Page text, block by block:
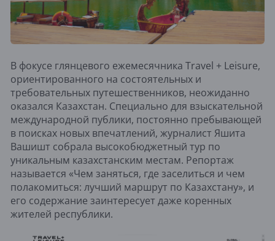
В фокусе глянцевого ежемесячника Travel + Leisure,
ориентированного на состоятельных и
требовательных путешественников, неожиданно
оказался Казахстан. Специально для взыскательной
международной публики, постоянно пребывающей
в поисках новых впечатлений, журналист Яшита
Вашишт собрала высокобюджетный тур по
уникальным казахстанским местам. Репортаж
называется «Чем заняться, где заселиться и чем
полакомиться: лучший маршрут по Казахстану», и
его содержание заинтересует даже коренных
жителей республики.